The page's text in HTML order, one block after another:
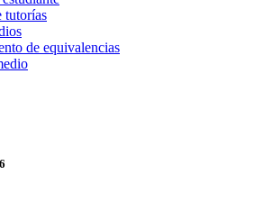
tutorías
de equivalencias